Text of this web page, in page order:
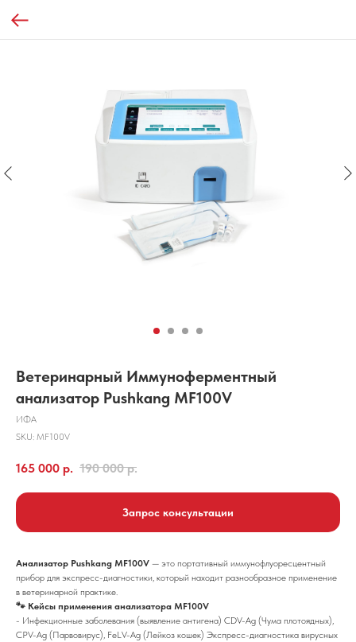
Ветеринарный Иммуноферментный
анализатор Pushkang MF100V
ИФА
SKU: MF100V
165 000 р. 190 000 р.
Запрос консультации
Анализатор Pushkang MF100V — это портативный иммунофлуоресцентный
прибор для экспресс-диагностики, который находит разнообразное применение
в ветеринарной практике.
🐾 Кейсы применения анализатора MF100V
- Инфекционные заболевания (выявление антигена) CDV-Ag (Чума плотоядных),
CPV-Ag (Парвовирус), FeLV-Ag (Лейкоз кошек) Экспресс-диагностика вирусных